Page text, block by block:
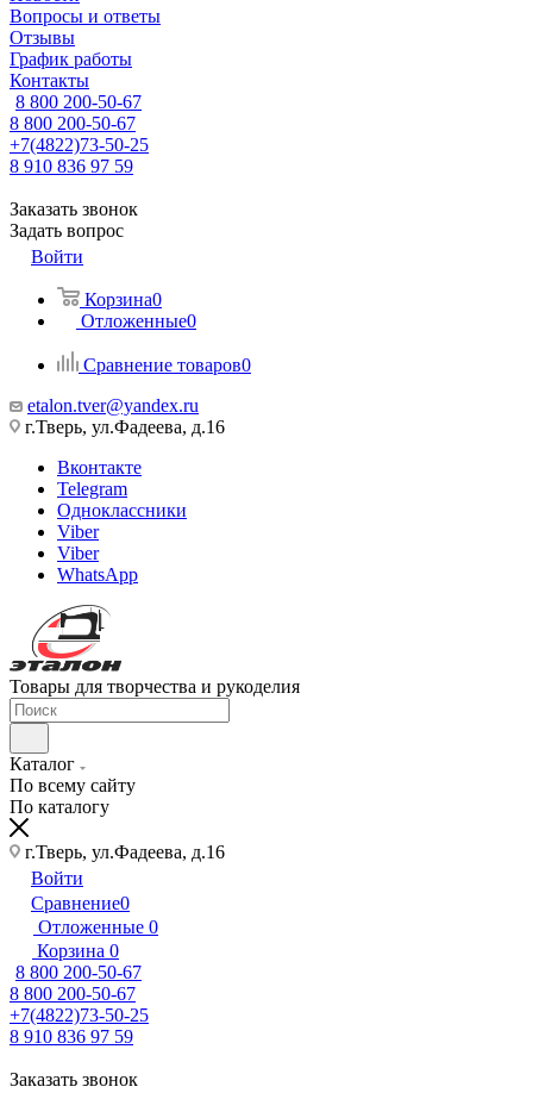
Вопросы и ответы
Отзывы
График работы
Контакты
8 800 200-50-67
8 800 200-50-67
+7(4822)73-50-25
8 910 836 97 59
Заказать звонок
Задать вопрос
Войти
Корзина0
Отложенные0
Сравнение товаров0
etalon.tver@yandex.ru
г.Тверь, ул.Фадеева, д.16
Вконтакте
Telegram
Одноклассники
Viber
Viber
WhatsApp
Товары для творчества и рукоделия
Каталог
По всему сайту
По каталогу
г.Тверь, ул.Фадеева, д.16
Войти
Сравнение0
Отложенные 0
Корзина 0
8 800 200-50-67
8 800 200-50-67
+7(4822)73-50-25
8 910 836 97 59
Заказать звонок